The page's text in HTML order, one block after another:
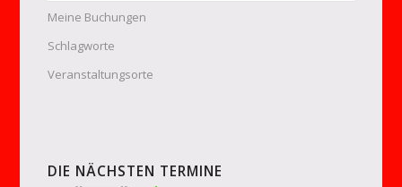
Meine Buchungen
Schlagworte
Veranstaltungsorte
DIE NÄCHSTEN TERMINE